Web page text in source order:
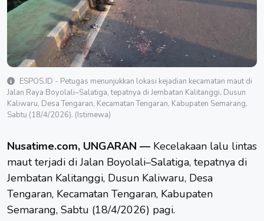
ESPOS.ID - Petugas menunjukkan lokasi kejadian kecamatan maut di
Jalan Raya Boyolali–Salatiga, tepatnya di Jembatan Kalitanggi, Dusun
Kaliwaru, Desa Tengaran, Kecamatan Tengaran, Kabupaten Semarang,
Sabtu (18/4/2026). (Istimewa)
Nusatime.com, UNGARAN — Kecelakaan lalu lintas
maut terjadi di Jalan Boyolali–Salatiga, tepatnya di
Jembatan Kalitanggi, Dusun Kaliwaru, Desa
Tengaran, Kecamatan Tengaran, Kabupaten
Semarang, Sabtu (18/4/2026) pagi.